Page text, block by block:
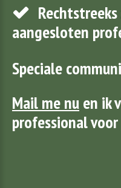
aangesloten
Speciale
Mail me nuen ik
professional